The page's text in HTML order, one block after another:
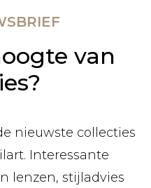
van
nieuwste collecties
Interessante
lenzen, stijladvies